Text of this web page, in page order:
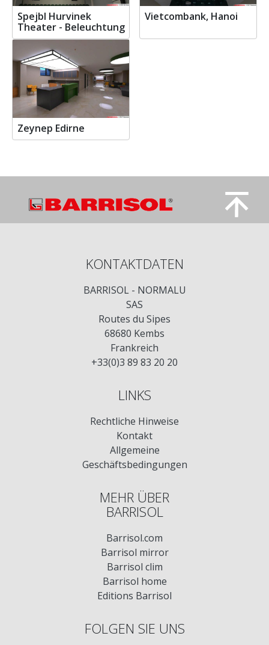
Spejbl Hurvinek
Theater - Beleuchtung
Vietcombank, Hanoi
Zeynep Edirne
KONTAKTDATEN
BARRISOL - NORMALU
SAS
Routes du Sipes
68680 Kembs
Frankreich
+33(0)3 89 83 20 20
LINKS
Rechtliche Hinweise
Kontakt
Allgemeine
Geschäftsbedingungen
MEHR ÜBER
BARRISOL
Barrisol.com
Barrisol mirror
Barrisol clim
Barrisol home
Editions Barrisol
FOLGEN SIE UNS